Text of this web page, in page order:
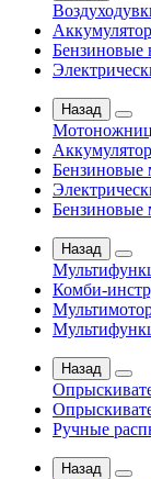
Бензиновые
Назад
Бензиновые
Назад
Комби-
Назад
Ручные
Назад